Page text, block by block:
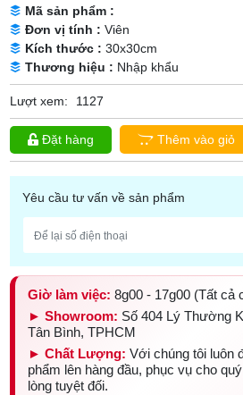
Mã sản phẩm :
Đơn vị tính :Viên
Kích thước :30x30cm
Thương hiệu : Nhập khẩu
Lượt xem: 1127
Đặt hàng Thêm vào giỏ
Yêu cầu tư vấn về sản phẩm
Giờ làm việc: 8g00 - 17g00 (Tất cả
► Showroom: Số 404 Lý Thường
Tân Bình, TPHCM
► Chất Lượng: Với chúng tôi luôn
phẩm lên hàng đầu, phục vụ cho
lòng tuyệt đối.